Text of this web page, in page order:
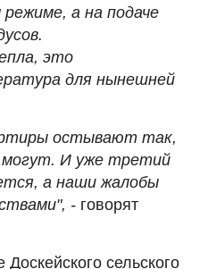
а на подаче
это
для нынешней
остывают так,
могут. И уже третий
а наши жалобы
- говорят
сельского